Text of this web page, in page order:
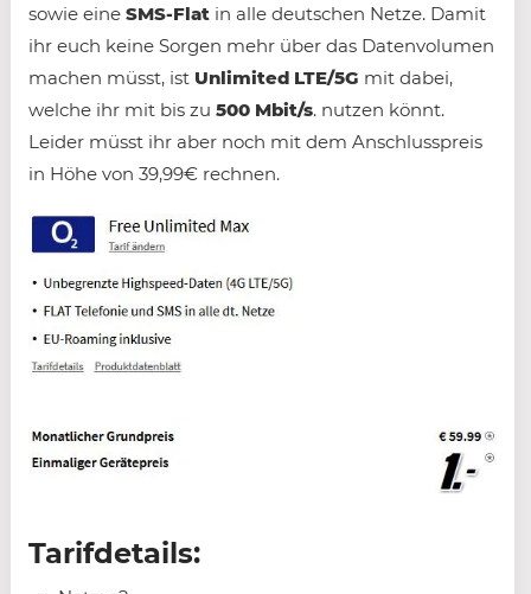
sowie eine SMS-Flat in alle deutschen Netze. Damit
ihr euch keine Sorgen mehr über das Datenvolumen
machen müsst, ist Unlimited LTE/5G mit dabei,
welche ihr mit bis zu 500 Mbit/s. nutzen könnt.
Leider müsst ihr aber noch mit dem Anschlusspreis
in Höhe von 39,99€ rechnen.
Tarifdetails: